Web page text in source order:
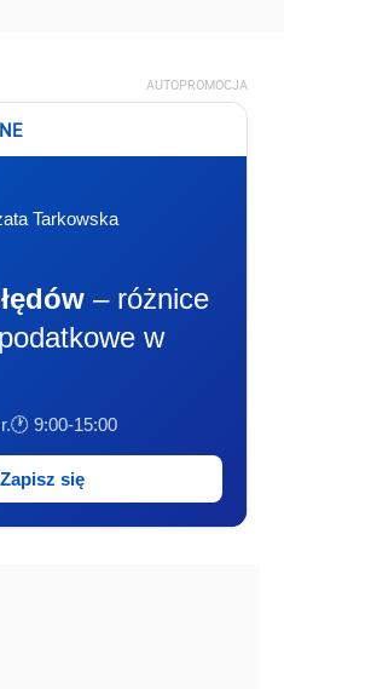
AUTOPROMOCJA
Tarkowska
– różnice
w
🕐 9:00-15:00
Zapisz się